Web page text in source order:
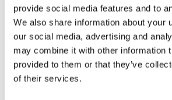
provide social media features and to
We also share information about your
our social media, advertising and
may combine it with other information
provided to them or that they’ve
of their services.
Su dirección de correo electrónico no
campos obligatorios están marcados